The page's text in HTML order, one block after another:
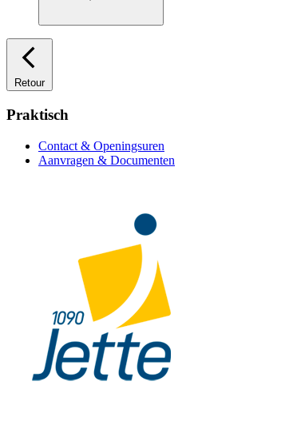
Retour
Praktisch
Contact & Openingsuren
Aanvragen & Documenten